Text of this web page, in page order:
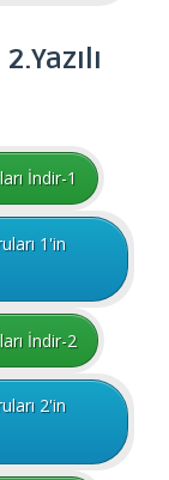
İndir-1
1'in
İndir-2
2'in